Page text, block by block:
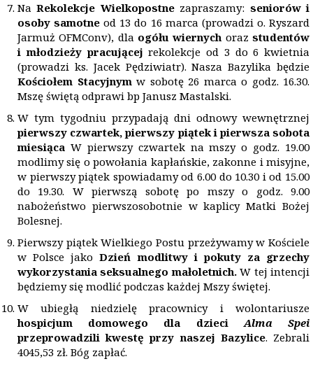
NaRekolekcje Wielkopostnezapraszamy: seniorów i
osoby samotneod 13 do 16 marca (prowadzi o. Ryszard
Jarmuż OFMConv), dla ogółu wiernych orazstudentów
i młodzieży pracującej rekolekcje od 3 do 6 kwietnia
(prowadzi ks. Jacek Pędziwiatr). Nasza Bazylika będzie
Kościołem Stacyjnymw sobotę 26 marca o godz. 16.30.
Mszę świętą odprawi bp Janusz Mastalski.
W tym tygodniu przypadają dni odnowy wewnętrznej
pierwszy czwartek, pierwszy piątek i pierwsza sobota
miesiąca W pierwszy czwartek na mszy o godz. 19.00
modlimy się o powołania kapłańskie, zakonne i misyjne,
w pierwszy piątek spowiadamy od 6.00 do 10.30 i od 15.00
do 19.30. W pierwszą sobotę po mszy o godz. 9.00
nabożeństwo pierwszosobotnie w kaplicy Matki Bożej
Bolesnej.
Pierwszy piątek Wielkiego Postu przeżywamy w Kościele
w Polsce jakoDzień modlitwy i pokuty za grzechy
wykorzystania seksualnego małoletnich.W tej intencji
będziemy się modlić podczas każdej Mszy świętej.
W ubiegłą niedzielę pracownicy i wolontariusze
hospicjum domowego dla dzieciAlma Spei
przeprowadzili kwestę przy naszej Bazylice. Zebrali
4045,53 zł. Bóg zapłać.